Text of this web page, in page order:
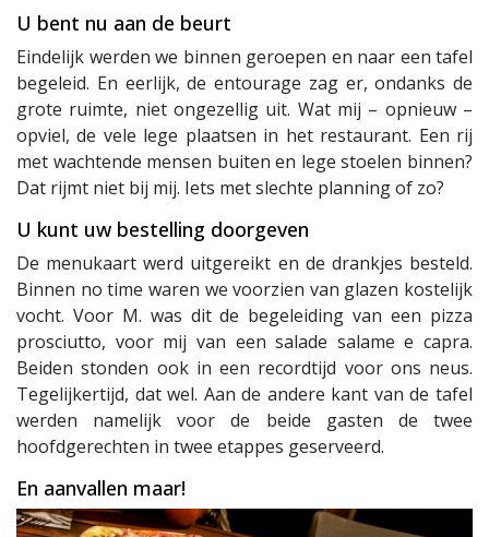
U bent nu aan de beurt
Eindelijk werden we binnen geroepen en naar een tafel
begeleid. En eerlijk, de entourage zag er, ondanks de
grote ruimte, niet ongezellig uit. Wat mij – opnieuw –
opviel, de vele lege plaatsen in het restaurant. Een rij
met wachtende mensen buiten en lege stoelen binnen?
Dat rijmt niet bij mij. Iets met slechte planning of zo?
U kunt uw bestelling doorgeven
De menukaart werd uitgereikt en de drankjes besteld.
Binnen no time waren we voorzien van glazen kostelijk
vocht. Voor M. was dit de begeleiding van een pizza
prosciutto, voor mij van een salade salame e capra.
Beiden stonden ook in een recordtijd voor ons neus.
Tegelijkertijd, dat wel. Aan de andere kant van de tafel
werden namelijk voor de beide gasten de twee
hoofdgerechten in twee etappes geserveerd.
En aanvallen maar!